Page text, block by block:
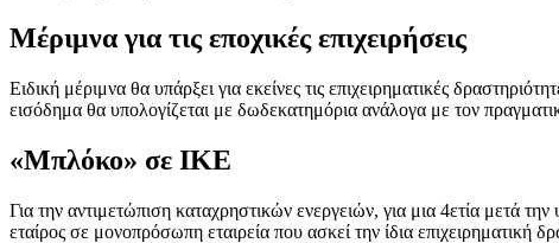
Mέριμνα για τις εποχικές επιχειρήσεις
Ειδική μέριμνα θα υπάρξει για εκείνες τις επιχειρηματικές
εισόδημα θα υπολογίζεται με δωδεκατημόρια ανάλογα με τον
«Μπλόκο» σε ΙΚΕ
Για την αντιμετώπιση καταχρηστικών ενεργειών, για μια 4ετία μετά
εταίρος σε μονοπρόσωπη εταιρεία που ασκεί την ίδια επιχειρηματική